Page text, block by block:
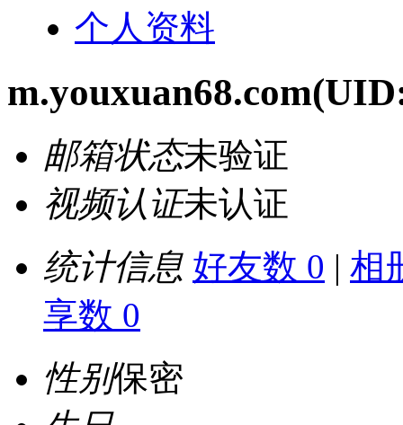
个人资料
m.youxuan68.com
邮箱状态未验证
视频认证未认证
统计信息 好友数 0 | 相
享数 0
性别保密